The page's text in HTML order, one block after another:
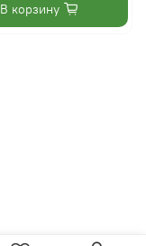
В корзину